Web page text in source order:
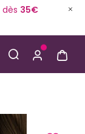
dès 35€